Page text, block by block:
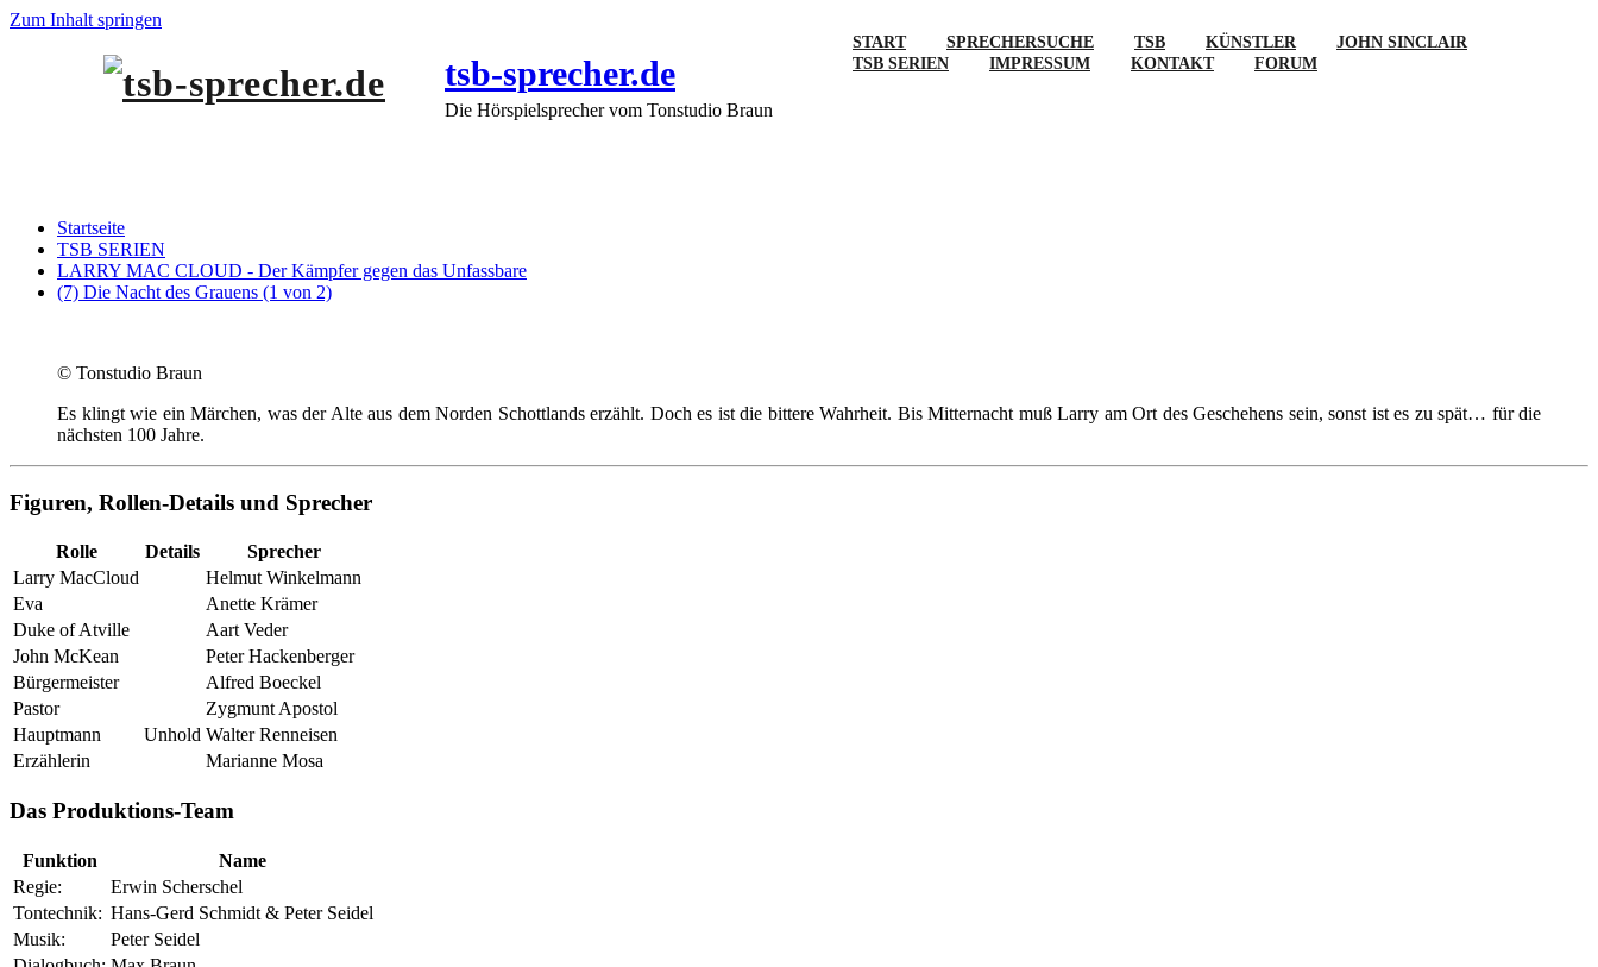
Zum Inhalt springen
tsb-sprecher.de
Die Hörspielsprecher vom Tonstudio Braun
START SPRECHERSUCHE TSB KÜNSTLER
JOHN SINCLAIR
TSB SERIEN
IMPRESSUM KONTAKT FORUM
Startseite
TSB SERIEN
LARRY MAC CLOUD - Der Kämpfer gegen das Unfassbare
(7) Die Nacht des Grauens (1 von 2)
© Tonstudio Braun
Es klingt wie ein Märchen, was der Alte aus dem Norden Schottlands erzählt. Doch es ist die bittere Wahrheit. Bis Mitternacht muß Larry am Ort des Geschehens sein, sonst ist es zu spät… für die
nächsten 100 Jahre.
Figuren, Rollen-Details und Sprecher
Rolle Details
Sprecher
Larry MacCloud
Helmut Winkelmann
Eva
Anette Krämer
Duke of Atville
Aart Veder
John McKean
Peter Hackenberger
Bürgermeister
Alfred Boeckel
Pastor
Zygmunt Apostol
Hauptmann
Unhold Walter Renneisen
Erzählerin
Marianne Mosa
Das Produktions-Team
Funktion
Name
Regie:
Erwin Scherschel
Tontechnik: Hans-Gerd Schmidt & Peter Seidel
Musik:
Peter Seidel